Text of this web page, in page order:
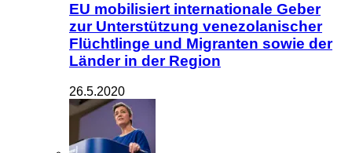
EU mobilisiert internationale Geber
zur Unterstützung venezolanischer
Flüchtlinge und Migranten sowie der
Länder in der Region
26.5.2020